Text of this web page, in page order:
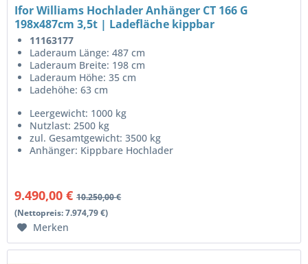
Ifor Williams Hochlader Anhänger CT 166 G
198x487cm 3,5t | Ladefläche kippbar
11163177
Laderaum Länge: 487 cm
Laderaum Breite: 198 cm
Laderaum Höhe: 35 cm
Ladehöhe: 63 cm
Leergewicht: 1000 kg
Nutzlast: 2500 kg
zul. Gesamtgewicht: 3500 kg
Anhänger: Kippbare Hochlader
9.490,00 € 10.250,00 €
(Nettopreis: 7.974,79 €)
Merken